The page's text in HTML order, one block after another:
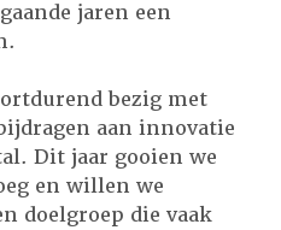
jaren een
bezig met
aan innovatie
Dit jaar gooien we
en willen we
doelgroep die vaak